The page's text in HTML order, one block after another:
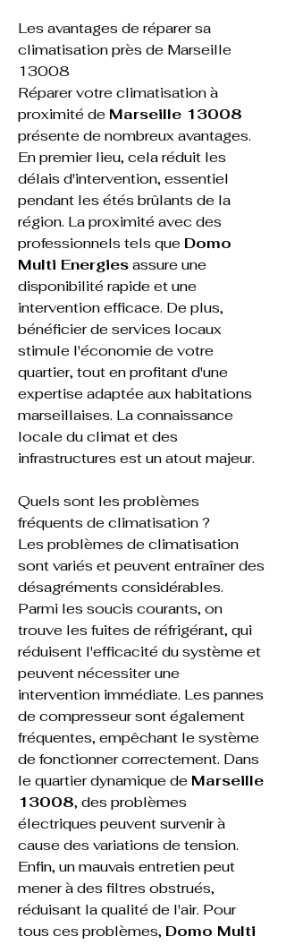
Les avantages de réparer sa
climatisation près de Marseille
13008
Réparer votre climatisation à
proximité de Marseille 13008
présente de nombreux avantages.
En premier lieu, cela réduit les
délais d'intervention, essentiel
pendant les étés brûlants de la
région. La proximité avec des
professionnels tels que Domo
Multi Energies assure une
disponibilité rapide et une
intervention efficace. De plus,
bénéficier de services locaux
stimule l'économie de votre
quartier, tout en profitant d'une
expertise adaptée aux habitations
marseillaises. La connaissance
locale du climat et des
infrastructures est un atout majeur.
Quels sont les problèmes
fréquents de climatisation ?
Les problèmes de climatisation
sont variés et peuvent entraîner des
désagréments considérables.
Parmi les soucis courants, on
trouve les fuites de réfrigérant, qui
réduisent l'efficacité du système et
peuvent nécessiter une
intervention immédiate. Les pannes
de compresseur sont également
fréquentes, empêchant le système
de fonctionner correctement. Dans
le quartier dynamique de Marseille
13008, des problèmes
électriques peuvent survenir à
cause des variations de tension.
Enfin, un mauvais entretien peut
mener à des filtres obstrués,
réduisant la qualité de l'air. Pour
tous ces problèmes, Domo Multi